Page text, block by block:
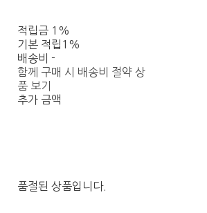
적립금 1%
기본 적립 1%
배송비 -
함께 구매 시 배송비 절약 상
품 보기
추가 금액
품절된 상품입니다.